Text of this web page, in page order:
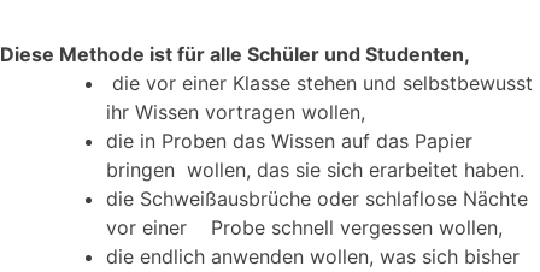
Diese Methode ist für alle Schüler und Studenten,
die vor einer Klasse stehen und selbstbewusst
ihr Wissen vortragen wollen,
die in Proben das Wissen auf das Papier
bringen wollen, das sie sich erarbeitet haben.
die Schweißausbrüche oder schlaflose Nächte
vor einer Probe schnell vergessen wollen,
die endlich anwenden wollen, was sich bisher